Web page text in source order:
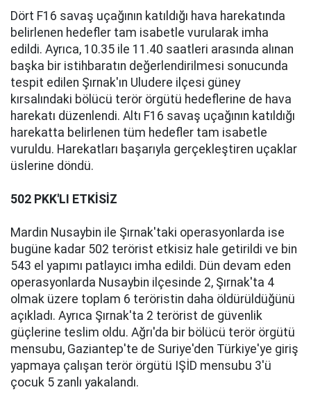
Dört F16 savaş uçağının katıldığı hava harekatında
belirlenen hedefler tam isabetle vurularak imha
edildi. Ayrıca, 10.35 ile 11.40 saatleri arasında alınan
başka bir istihbaratın değerlendirilmesi sonucunda
tespit edilen Şırnak'ın Uludere ilçesi güney
kırsalındaki bölücü terör örgütü hedeflerine de hava
harekatı düzenlendi. Altı F16 savaş uçağının katıldığı
harekatta belirlenen tüm hedefler tam isabetle
vuruldu. Harekatları başarıyla gerçekleştiren uçaklar
üslerine döndü.
502 PKK'LI ETKİSİZ
Mardin Nusaybin ile Şırnak'taki operasyonlarda ise
bugüne kadar 502 terörist etkisiz hale getirildi ve bin
543 el yapımı patlayıcı imha edildi. Dün devam eden
operasyonlarda Nusaybin ilçesinde 2, Şırnak'ta 4
olmak üzere toplam 6 teröristin daha öldürüldüğünü
açıkladı. Ayrıca Şırnak'ta 2 terörist de güvenlik
güçlerine teslim oldu. Ağrı'da bir bölücü terör örgütü
mensubu, Gaziantep'te de Suriye'den Türkiye'ye giriş
yapmaya çalışan terör örgütü IŞİD mensubu 3'ü
çocuk 5 zanlı yakalandı.